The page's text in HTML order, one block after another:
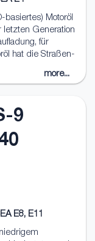
basiertes) Motoröl
letzten Generation
für
hat die Straßen-
more...
9
E8, E11